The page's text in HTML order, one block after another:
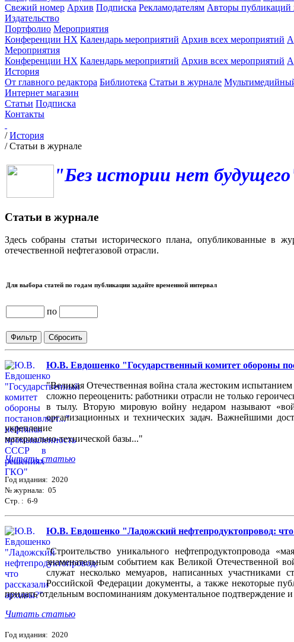
Свежий номер Архив Подписка Рекламодателям Авторы публикаций
Издательство
Портфолио Мероприятия
Конференции НХ Календарь мероприятий Архив всех мероприятий
Мероприятия
Конференции НХ Календарь мероприятий Архив всех мероприятий
История
От главного редактора Библиотека Статьи в журнале
Интернет магазин
Статьи Подписка
Контакты
/История
/Статьи в журнале
"Без истории нет
Статьи в журнале
Здесь собраны статьи исторического плана, опубликованные в
отечественной нефтегазовой отрасли.
Для выбора статей по годам публикации задайте временной интервал
по
Ю.В. Евдошенко "Государственный комитет обороны
"Великая Отечественная война стала жестоким
сложно переоценить: работники отрасли не только
в тылу. Вторую мировую войну недаром называют
организационных и технических задач. Важнейшими
укрепление
материально-технической базы..."
Читать статью
Год издания: 2020
№ журнала: 05
Стр. : 6-9
Ю.В. Евдошенко "Ладожский нефтепродуктопровод: что
"Строительство уникального нефтепродуктопровода
знаменательным событием как Великой Отечественной
служат несколько мемуаров, написанных участниками
Российской Федерации документы, а также некоторые
придать отдельным воспоминаниям документальное подтверждение
Читать статью
Год издания: 2020